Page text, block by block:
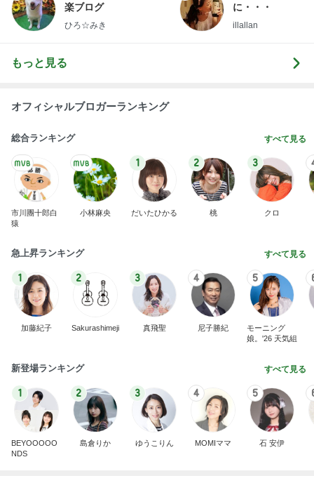
楽ブログ
ひろ☆みき
に・・・
illallan
もっと見る
オフィシャルブロガーランキング
総合ランキング すべて見る
市川團十郎白
猿
小林麻央
1
だいたひかる
2
桃
3
クロ
急上昇ランキング すべて見る
1
加藤紀子
2
Sakurashimeji
3
真飛聖
4
尼子勝紀
5
モーニング
娘。'26 天気組
新登場ランキング すべて見る
1
BEYOOOOO
NDS
2
島倉りか
3
ゆうこりん
4
MOMIママ
5
石 安伊